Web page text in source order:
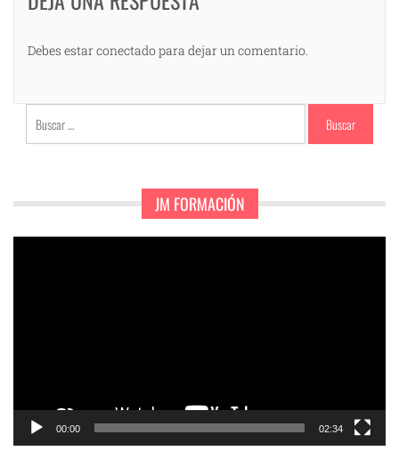
Debes estar conectado para dejar un comentario.
Buscar:
JM FORMACIÓN
00:00 02:34